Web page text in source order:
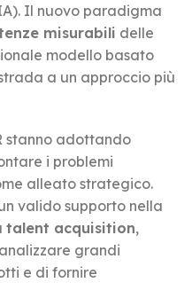
Il nuovo paradigma
misurabili delle
modello basato
a un approccio più
stanno adottando
i problemi
alleato strategico.
valido supporto nella
talent acquisition,
grandi
e di fornire